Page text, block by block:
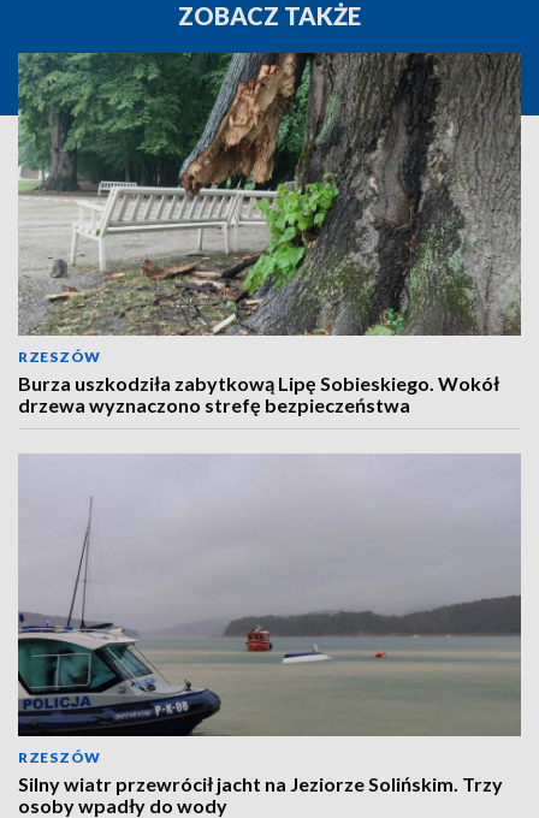
ZOBACZ TAKŻE
RZESZÓW
Burza uszkodziła zabytkową Lipę Sobieskiego. Wokół
drzewa wyznaczono strefę bezpieczeństwa
RZESZÓW
Silny wiatr przewrócił jacht na Jeziorze Solińskim. Trzy
osoby wpadły do wody